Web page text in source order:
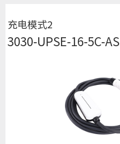
充电模式2
3030-UPSE-16-5C-AS